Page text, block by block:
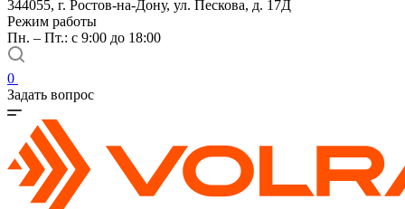
344055, г. Ростов-на-Дону, ул. Пескова, д. 17Д
Режим работы
Пн. – Пт.: с 9:00 до 18:00
0
Задать вопрос